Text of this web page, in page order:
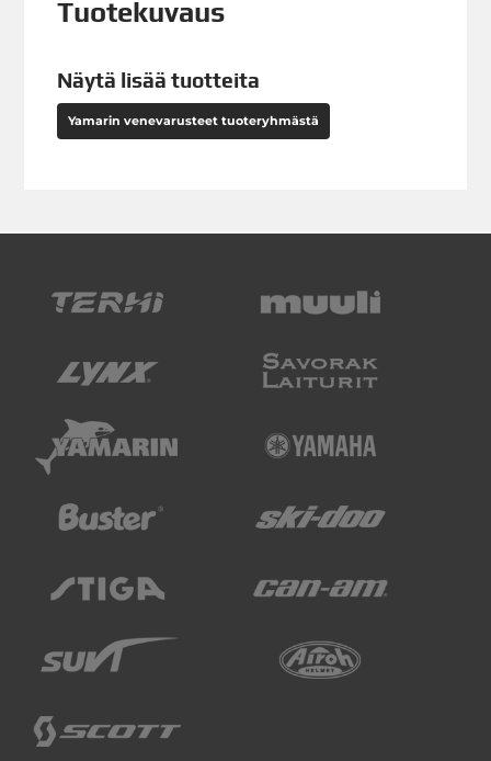
Tuotekuvaus
Näytä lisää tuotteita
Yamarin venevarusteet tuoteryhmästä